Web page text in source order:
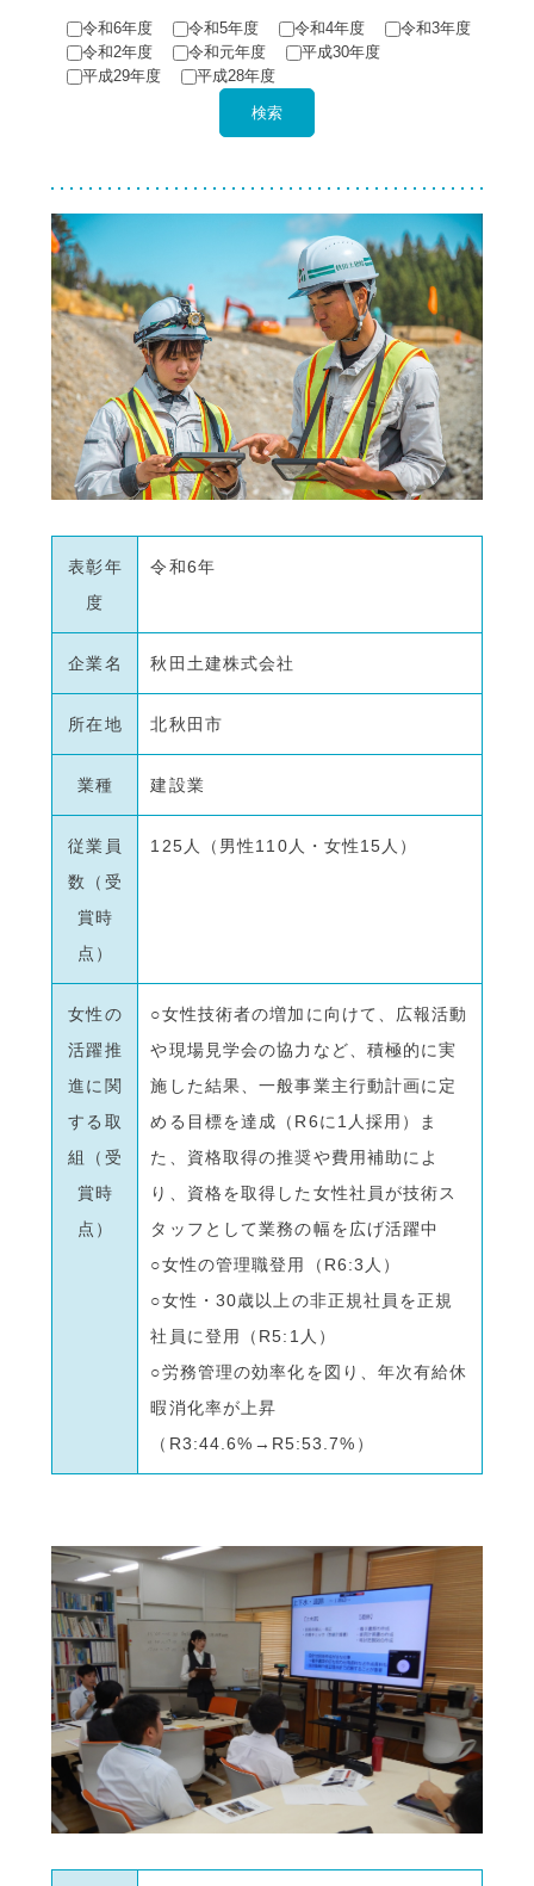
令和6年度 令和5年度 令和4年度
令和3年度
令和2年度
令和元年度
平成30年度
平成29年度
平成28年度
表彰年
度
令和6年
企業名 秋田土建株式会社
所在地 北秋田市
業種 建設業
従業員
数（受
賞時
点）
125人（男性110人・女性15人）
女性の
活躍推
進に関
する取
組（受
賞時
点）
○女性技術者の増加に向けて、広報活動
や現場見学会の協力など、積極的に実
施した結果、一般事業主行動計画に定
める目標を達成（R6に1人採用）ま
た、資格取得の推奨や費用補助によ
り、資格を取得した女性社員が技術ス
タッフとして業務の幅を広げ活躍中
○女性の管理職登用（R6:3人）
○女性・30歳以上の非正規社員を正規
社員に登用（R5:1人）
○労務管理の効率化を図り、年次有給休
暇消化率が上昇
（R3:44.6%→R5:53.7%）